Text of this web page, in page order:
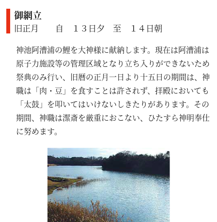
御網立
旧正月 自 １３日夕 至 １４日朝
神池阿漕浦の鯉を大神様に献納します。現在は阿漕浦は
原子力施設等の管理区域となり立ち入りができないため
祭典のみ行い、旧暦の正月一日より十五日の期間は、神
職は「肉・豆」を食すことは許されず、拝殿においても
「太鼓」を叩いてはいけないしきたりがあります。その
期間、神職は潔斎を厳重におこない、ひたすら神明奉仕
に努めます。